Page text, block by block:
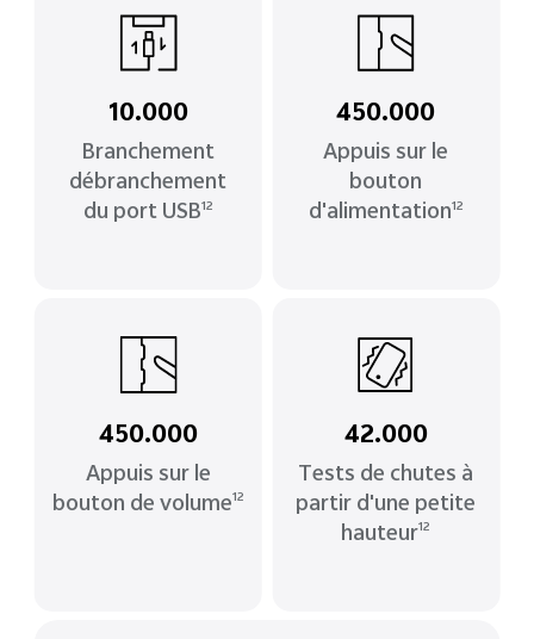
10.000
Branchement
débranchement
du port USB12
450.000
Appuis sur le
bouton
d'alimentation12
450.000
Appuis sur le
bouton de volume12
42.000
Tests de chutes à
partir d'une petite
hauteur12